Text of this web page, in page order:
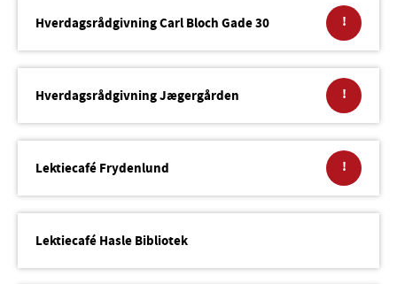
Hverdagsrådgivning Carl Bloch Gade 30 !
Hverdagsrådgivning Jægergården !
Lektiecafé Frydenlund !
Lektiecafé Hasle Bibliotek